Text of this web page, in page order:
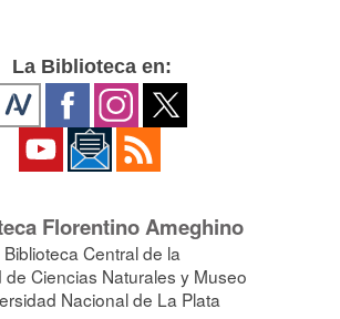
La Biblioteca en:
Florentino Ameghino
Biblioteca Central de la
de Ciencias Naturales y Museo
Nacional de La Plata